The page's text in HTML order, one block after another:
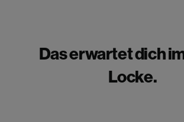
Das erwartet dich
Locke.